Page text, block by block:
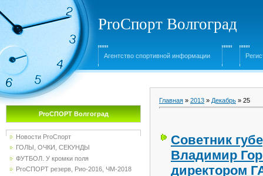
ProСпорт Волгоград
Агентство спортивной информации
ProСПОРТ Волгоград
Новости ProСпорт
ГОЛЫ, ОЧКИ, СЕКУНДЫ
ФУТБОЛ. У кромки поля
ProСПОРТ резерв, Рио-2016, ЧМ-2018
Главная » 2013 » Декабрь » 25
Советник
Владимир
директором